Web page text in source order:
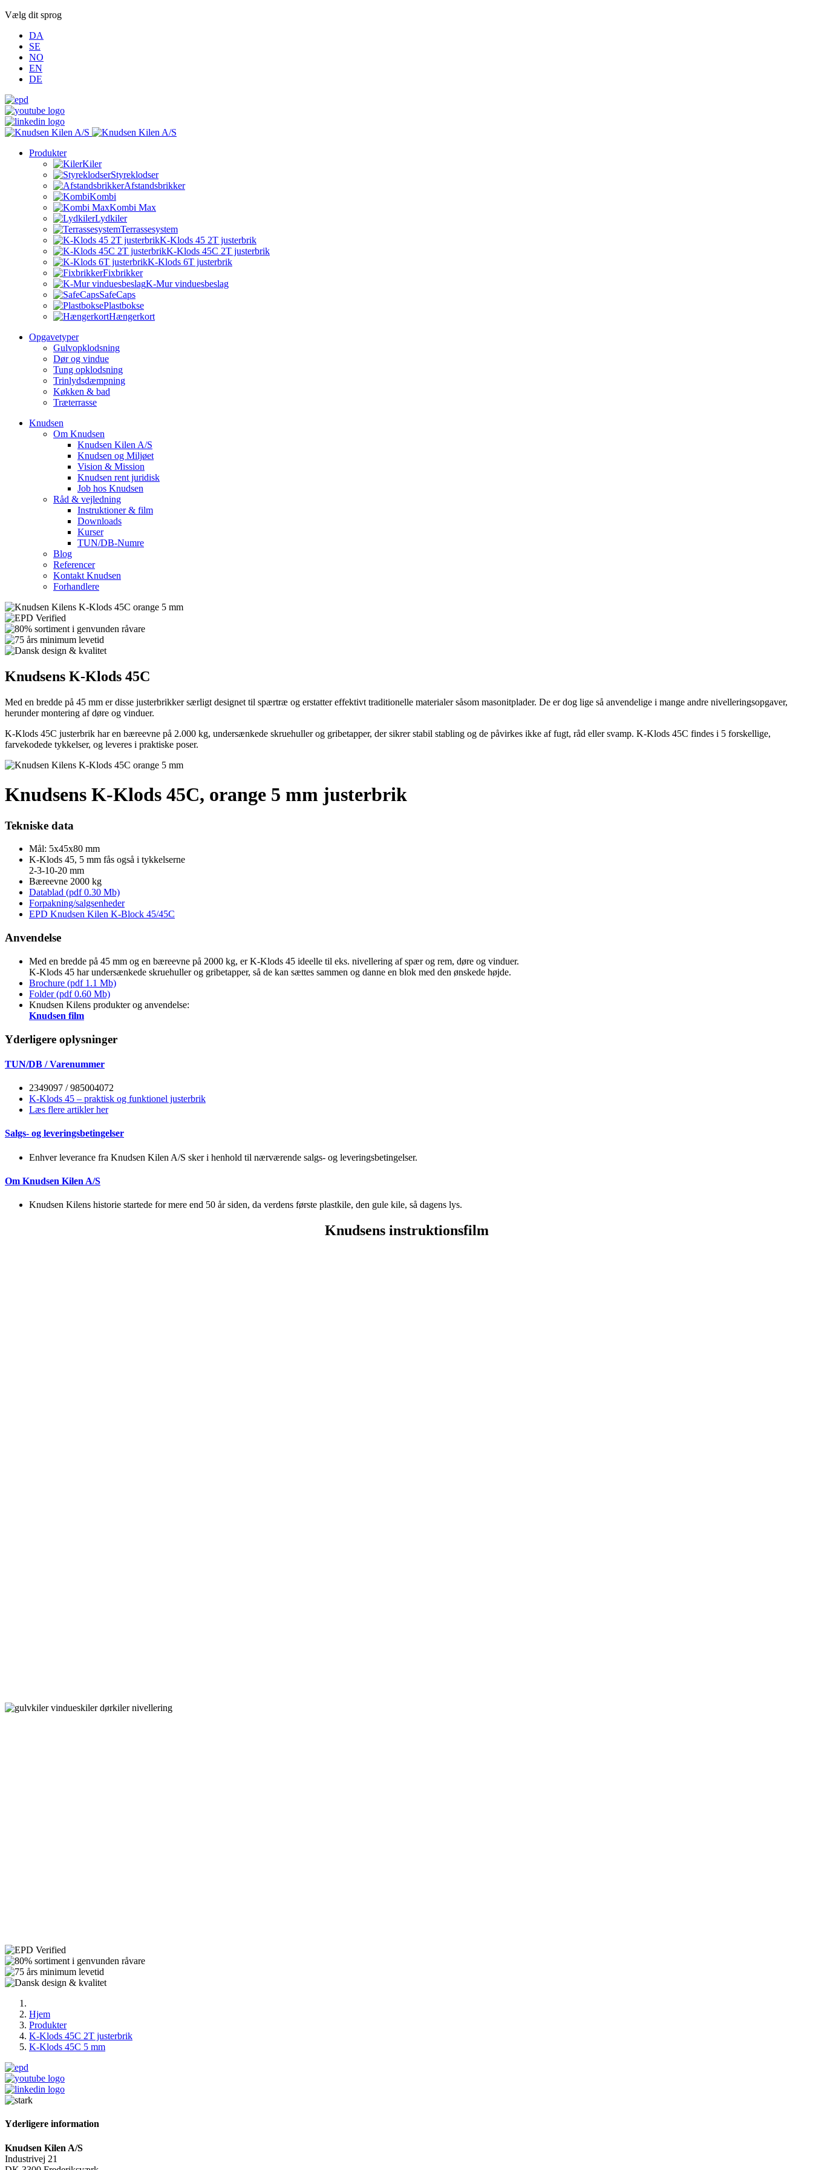
Vælg dit sprog
DA
SE
NO
EN
DE
Produkter
Kiler
Styreklodser
Afstandsbrikker
Kombi
Kombi Max
Lydkiler
Terrassesystem
K-Klods 45 2T justerbrik
K-Klods 45C 2T justerbrik
K-Klods 6T justerbrik
Fixbrikker
K-Mur vinduesbeslag
SafeCaps
Plastbokse
Hængerkort
Opgavetyper
Gulvopklodsning
Dør og vindue
Tung opklodsning
Trinlydsdæmpning
Køkken & bad
Træterrasse
Knudsen
Om Knudsen
Knudsen Kilen A/S
Knudsen og Miljøet
Vision & Mission
Knudsen rent juridisk
Job hos Knudsen
Råd & vejledning
Instruktioner & film
Downloads
Kurser
TUN/DB-Numre
Blog
Referencer
Kontakt Knudsen
Forhandlere
Knudsens K-Klods 45C
Med en bredde på 45 mm er disse justerbrikker særligt designet til spærtræ og erstatter effektivt traditionelle materialer såsom masonitplader. De er dog lige så anvendelige i mange andre nivelleringsopgaver,
herunder montering af døre og vinduer.
K-Klods 45C justerbrik har en bæreevne på 2.000 kg, undersænkede skruehuller og gribetapper, der sikrer stabil stabling og de påvirkes ikke af fugt, råd eller svamp. K-Klods 45C findes i 5 forskellige,
farvekodede tykkelser, og leveres i praktiske poser.
Knudsens K-Klods 45C, orange 5 mm justerbrik
Tekniske data
Mål: 5x45x80 mm
K-Klods 45, 5 mm fås også i tykkelserne
2-3-10-20 mm
Bæreevne 2000 kg
Datablad (pdf 0.30 Mb)
Forpakning/salgsenheder
EPD Knudsen Kilen K-Block 45/45C
Anvendelse
Med en bredde på 45 mm og en bæreevne på 2000 kg, er K-Klods 45 ideelle til eks. nivellering af spær og rem, døre og vinduer.
K-Klods 45 har undersænkede skruehuller og gribetapper, så de kan sættes sammen og danne en blok med den ønskede højde.
Brochure (pdf 1.1 Mb)
Folder (pdf 0.60 Mb)
Knudsen Kilens produkter og anvendelse:
Knudsen film
Yderligere oplysninger
TUN/DB / Varenummer
2349097 / 985004072
K-Klods 45 – praktisk og funktionel justerbrik
Læs flere artikler her
Salgs- og leveringsbetingelser
Enhver leverance fra Knudsen Kilen A/S sker i henhold til nærværende salgs- og leveringsbetingelser.
Om Knudsen Kilen A/S
Knudsen Kilens historie startede for mere end 50 år siden, da verdens første plastkile, den gule kile, så dagens lys.
Knudsens instruktionsfilm
Hjem
Produkter
K-Klods 45C 2T justerbrik
K-Klods 45C 5 mm
Yderligere information
Knudsen Kilen A/S
Industrivej 21